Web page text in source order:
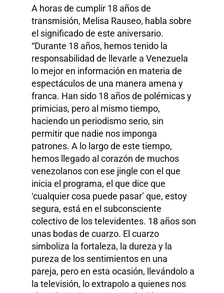
A horas de cumplir 18 años de
transmisión, Melisa Rauseo, habla sobre
el significado de este aniversario.
“Durante 18 años, hemos tenido la
responsabilidad de llevarle a Venezuela
lo mejor en información en materia de
espectáculos de una manera amena y
franca. Han sido 18 años de polémicas y
primicias, pero al mismo tiempo,
haciendo un periodismo serio, sin
permitir que nadie nos imponga
patrones. A lo largo de este tiempo,
hemos llegado al corazón de muchos
venezolanos con ese jingle con el que
inicia el programa, el que dice que
‘cualquier cosa puede pasar’ que, estoy
segura, está en el subconsciente
colectivo de los televidentes. 18 años son
unas bodas de cuarzo. El cuarzo
simboliza la fortaleza, la dureza y la
pureza de los sentimientos en una
pareja, pero en esta ocasión, llevándolo a
la televisión, lo extrapolo a quienes nos